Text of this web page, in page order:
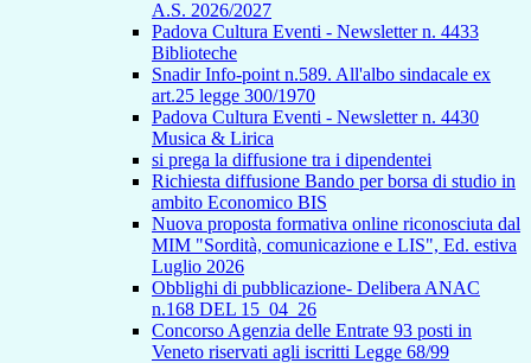
A.S. 2026/2027
Padova Cultura Eventi - Newsletter n. 4433
Biblioteche
Snadir Info-point n.589. All'albo sindacale ex
art.25 legge 300/1970
Padova Cultura Eventi - Newsletter n. 4430
Musica & Lirica
si prega la diffusione tra i dipendentei
Richiesta diffusione Bando per borsa di studio in
ambito Economico BIS
Nuova proposta formativa online riconosciuta dal
MIM "Sordità, comunicazione e LIS", Ed. estiva
Luglio 2026
Obblighi di pubblicazione- Delibera ANAC
n.168 DEL 15_04_26
Concorso Agenzia delle Entrate 93 posti in
Veneto riservati agli iscritti Legge 68/99